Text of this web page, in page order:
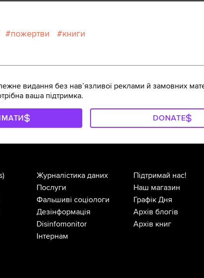
пожертви книги
видання без навʼязливої реклами й замовних
ваша підтримка.
DONATE
Журналістика даних
Послуги
Фальшиві соціологи
Дезінформація
Disinfomonitor
Інтернам
Підтримай нас!
Наш магазин
Графік Дня
Архів блогів
Архів книг